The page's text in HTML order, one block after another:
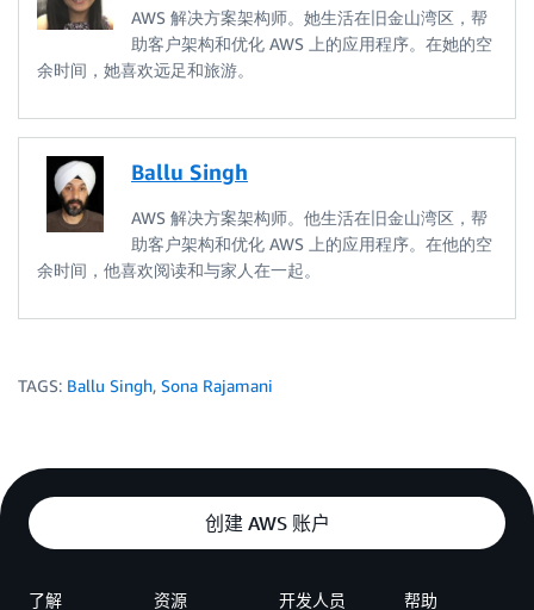
AWS 解决方案架构师。她生活在旧金山湾区，帮
助客户架构和优化 AWS 上的应用程序。在她的空
余时间，她喜欢远足和旅游。
Ballu Singh
AWS 解决方案架构师。他生活在旧金山湾区，帮
助客户架构和优化 AWS 上的应用程序。在他的空
余时间，他喜欢阅读和与家人在一起。
TAGS: Ballu Singh, Sona Rajamani
创建 AWS 账户
了解 资源 开发人员 帮助